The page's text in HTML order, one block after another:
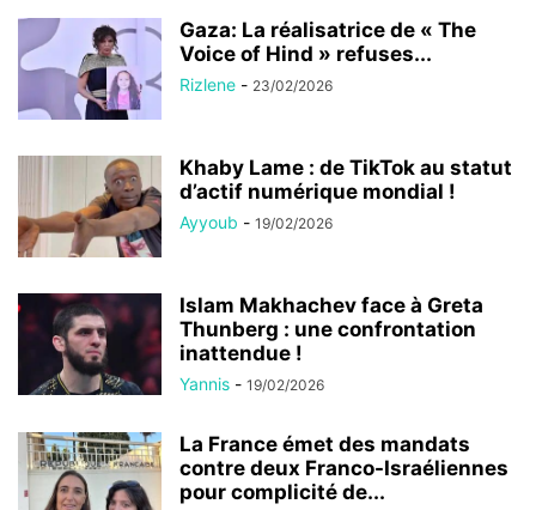
Gaza: La réalisatrice de « The
Voice of Hind » refuses...
Rizlene - 23/02/2026
Khaby Lame : de TikTok au statut
d’actif numérique mondial !
Ayyoub - 19/02/2026
Islam Makhachev face à Greta
Thunberg : une confrontation
inattendue !
Yannis - 19/02/2026
La France émet des mandats
contre deux Franco-Israéliennes
pour complicité de...